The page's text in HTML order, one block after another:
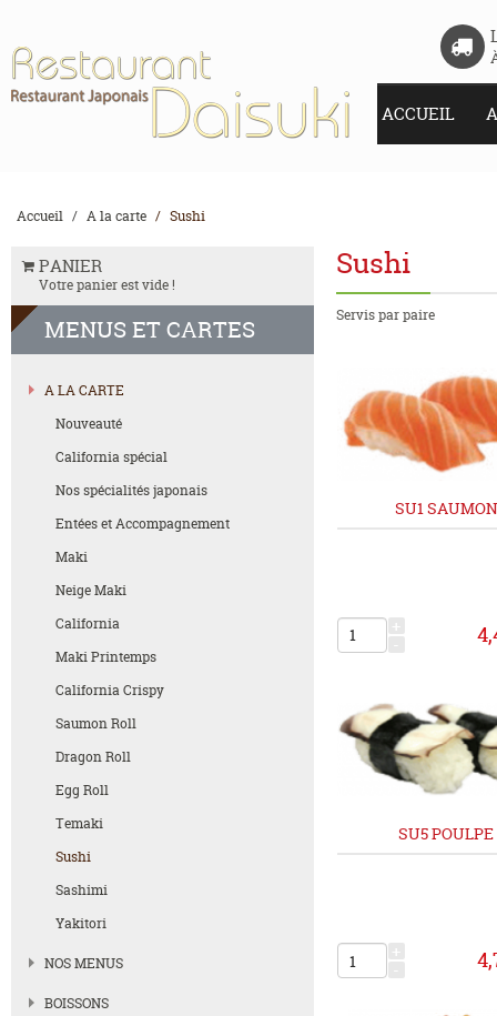
ACCUEIL
Accueil A la carte Sushi
PANIER
Votre panier est vide !
MENUS ET CARTES
A LA CARTE
Nouveauté
California spécial
Nos spécialités japonais
Entées et Accompagnement
Maki
Neige Maki
California
Maki Printemps
California Crispy
Saumon Roll
Dragon Roll
Egg Roll
Temaki
Sushi
Sashimi
Yakitori
NOS MENUS
BOISSONS
Sushi
Servis par paire
SU1 SAUMON
SU5 POULPE